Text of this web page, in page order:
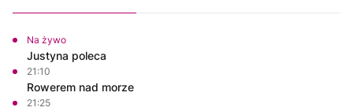
Na żywo
Justyna poleca
21:10
Rowerem nad morze
21:25